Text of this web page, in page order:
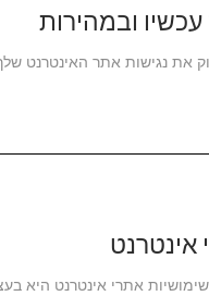
ובמהירות
את נגישות אתר האינטרנט
שימושיות אתרי אינטרנט